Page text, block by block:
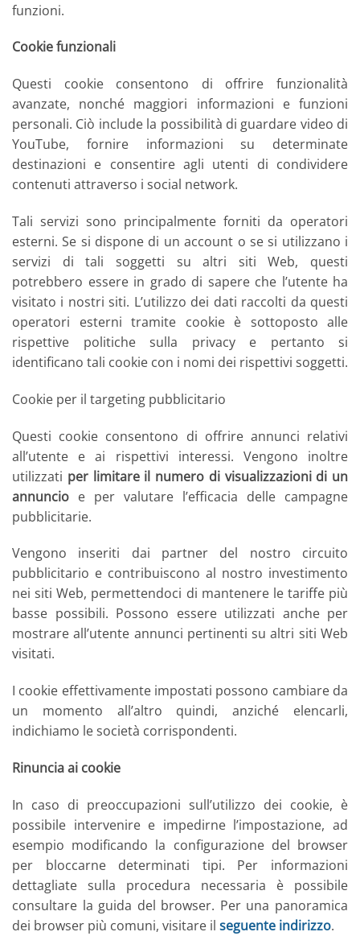
funzioni.
Cookie funzionali
Questi cookie consentono di offrire funzionalità
avanzate, nonché maggiori informazioni e funzioni
personali. Ciò include la possibilità di guardare video di
YouTube, fornire informazioni su determinate
destinazioni e consentire agli utenti di condividere
contenuti attraverso i social network.
Tali servizi sono principalmente forniti da operatori
esterni. Se si dispone di un account o se si utilizzano i
servizi di tali soggetti su altri siti Web, questi
potrebbero essere in grado di sapere che l’utente ha
visitato i nostri siti. L’utilizzo dei dati raccolti da questi
operatori esterni tramite cookie è sottoposto alle
rispettive politiche sulla privacy e pertanto si
identificano tali cookie con i nomi dei rispettivi soggetti.
Cookie per il targeting pubblicitario
Questi cookie consentono di offrire annunci relativi
all’utente e ai rispettivi interessi. Vengono inoltre
utilizzati per limitare il numero di visualizzazioni di un
annuncio e per valutare l’efficacia delle campagne
pubblicitarie.
Vengono inseriti dai partner del nostro circuito
pubblicitario e contribuiscono al nostro investimento
nei siti Web, permettendoci di mantenere le tariffe più
basse possibili. Possono essere utilizzati anche per
mostrare all’utente annunci pertinenti su altri siti Web
visitati.
I cookie effettivamente impostati possono cambiare da
un momento all’altro quindi, anziché elencarli,
indichiamo le società corrispondenti.
Rinuncia ai cookie
In caso di preoccupazioni sull’utilizzo dei cookie, è
possibile intervenire e impedirne l’impostazione, ad
esempio modificando la configurazione del browser
per bloccarne determinati tipi. Per informazioni
dettagliate sulla procedura necessaria è possibile
consultare la guida del browser. Per una panoramica
dei browser più comuni, visitare il seguente indirizzo.